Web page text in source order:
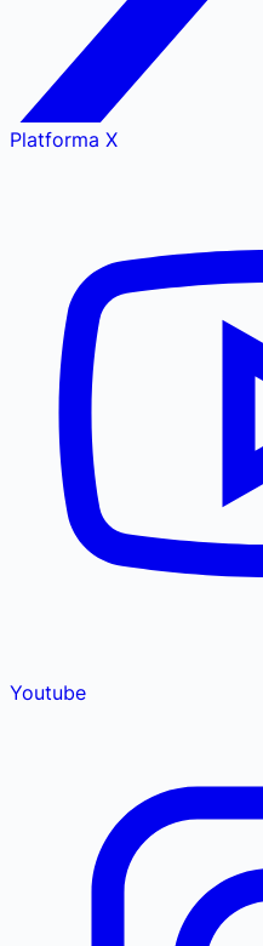
Platforma X
Youtube